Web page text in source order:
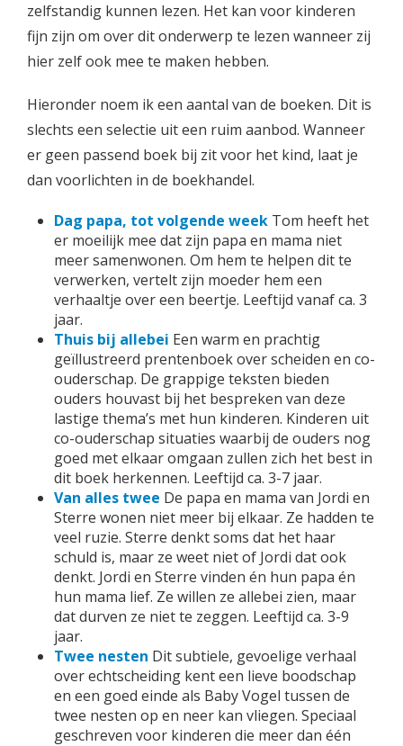
zelfstandig kunnen lezen. Het kan voor kinderen
fijn zijn om over dit onderwerp te lezen wanneer zij
hier zelf ook mee te maken hebben.
Hieronder noem ik een aantal van de boeken. Dit is
slechts een selectie uit een ruim aanbod. Wanneer
er geen passend boek bij zit voor het kind, laat je
dan voorlichten in de boekhandel.
Dag papa, tot volgende week Tom heeft het
er moeilijk mee dat zijn papa en mama niet
meer samenwonen. Om hem te helpen dit te
verwerken, vertelt zijn moeder hem een
verhaaltje over een beertje. Leeftijd vanaf ca. 3
jaar.
Thuis bij allebei Een warm en prachtig
geïllustreerd prentenboek over scheiden en co-
ouderschap. De grappige teksten bieden
ouders houvast bij het bespreken van deze
lastige thema’s met hun kinderen. Kinderen uit
co-ouderschap situaties waarbij de ouders nog
goed met elkaar omgaan zullen zich het best in
dit boek herkennen. Leeftijd ca. 3-7 jaar.
Van alles twee De papa en mama van Jordi en
Sterre wonen niet meer bij elkaar. Ze hadden te
veel ruzie. Sterre denkt soms dat het haar
schuld is, maar ze weet niet of Jordi dat ook
denkt. Jordi en Sterre vinden én hun papa én
hun mama lief. Ze willen ze allebei zien, maar
dat durven ze niet te zeggen. Leeftijd ca. 3-9
jaar.
Twee nesten Dit subtiele, gevoelige verhaal
over echtscheiding kent een lieve boodschap
en een goed einde als Baby Vogel tussen de
twee nesten op en neer kan vliegen. Speciaal
geschreven voor kinderen die meer dan één